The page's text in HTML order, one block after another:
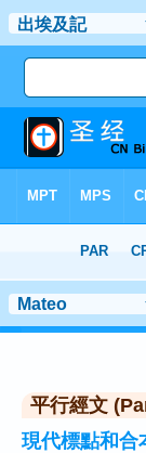
> 聖經金句 1
平行經文
現代標點和